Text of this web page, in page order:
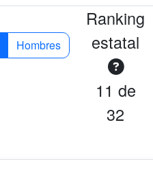
Hombres
Ranking
estatal
11 de
32